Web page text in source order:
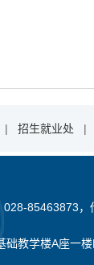
| 招生就业处 |
85463873，
础教学楼A座一